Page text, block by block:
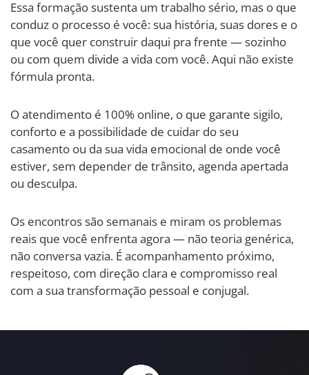
Essa formação sustenta um trabalho sério, mas o que
conduz o processo é você: sua história, suas dores e o
que você quer construir daqui pra frente — sozinho
ou com quem divide a vida com você. Aqui não existe
fórmula pronta.
O atendimento é 100% online, o que garante sigilo,
conforto e a possibilidade de cuidar do seu
casamento ou da sua vida emocional de onde você
estiver, sem depender de trânsito, agenda apertada
ou desculpa.
Os encontros são semanais e miram os problemas
reais que você enfrenta agora — não teoria genérica,
não conversa vazia. É acompanhamento próximo,
respeitoso, com direção clara e compromisso real
com a sua transformação pessoal e conjugal.